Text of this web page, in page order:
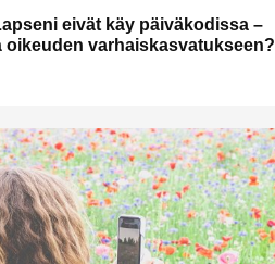
eivät käy päiväkodissa –
oikeuden varhaiskasvatukseen?